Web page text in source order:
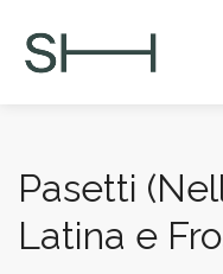
Pasetti
Latina e